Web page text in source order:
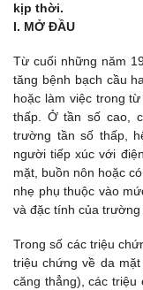
kịp thời.
I. MỞ ĐẦU
Từ cuối những năm
tăng bệnh bạch cầu
hoặc làm việc trong
thấp. Ở tần số cao,
trường tần số thấp,
người tiếp xúc với
mặt, buồn nôn hoặc
nhẹ phụ thuộc vào
và đặc tính của trường
Trong số các triệu
triệu chứng về da
căng thẳng), các triệu